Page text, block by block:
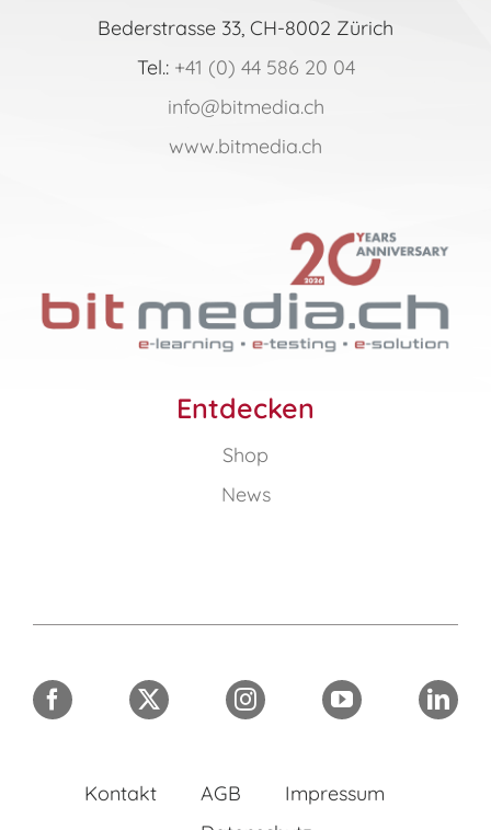
Bederstrasse 33, CH-8002 Zürich
Tel.: +41 (0) 44 586 20 04
info@bitmedia.ch
www.bitmedia.ch
Entdecken
Shop
News
Kontakt AGB
Impressum